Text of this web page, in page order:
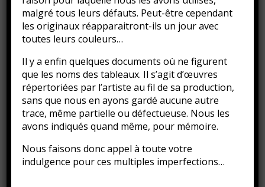
Huile sur toile
46 x 55 cm
Expositions : Salon des Indépendants, Paris, 1962
Collection privée
Classé dans :Huile sur toile,Peinture,Tableaux
malgré tous leurs défauts. Peut-être cependant
les originaux réapparaitront-ils un jour avec
toutes leurs couleurs…
Il y a enfin quelques documents où ne figurent
que les noms des tableaux. Il s’agit d’œuvres
répertoriées par l’artiste au fil de sa production,
sans que nous en ayons gardé aucune autre
trace, même partielle ou défectueuse. Nous les
avons indiqués quand même, pour mémoire.
Nous faisons donc appel à toute votre
indulgence pour ces multiples imperfections…